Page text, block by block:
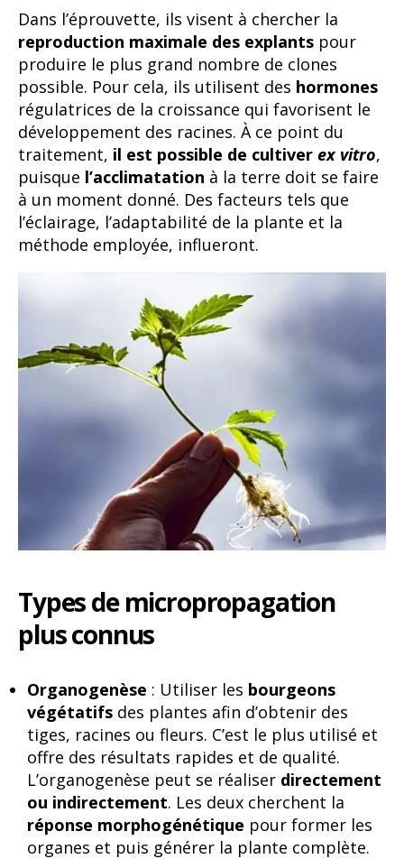
Dans l’éprouvette, ils visent à chercher la
reproduction maximale des explants pour
produire le plus grand nombre de clones
possible. Pour cela, ils utilisent des hormones
régulatrices de la croissance qui favorisent le
développement des racines. À ce point du
traitement, il est possible de cultiver ex vitro,
puisque l’acclimatation à la terre doit se faire
à un moment donné. Des facteurs tels que
l’éclairage, l’adaptabilité de la plante et la
méthode employée, influeront.
Types de micropropagation
plus connus
Organogenèse : Utiliser les bourgeons
végétatifs des plantes afin d’obtenir des
tiges, racines ou fleurs. C’est le plus utilisé et
offre des résultats rapides et de qualité.
L’organogenèse peut se réaliser directement
ou indirectement. Les deux cherchent la
réponse morphogénétique pour former les
organes et puis générer la plante complète.